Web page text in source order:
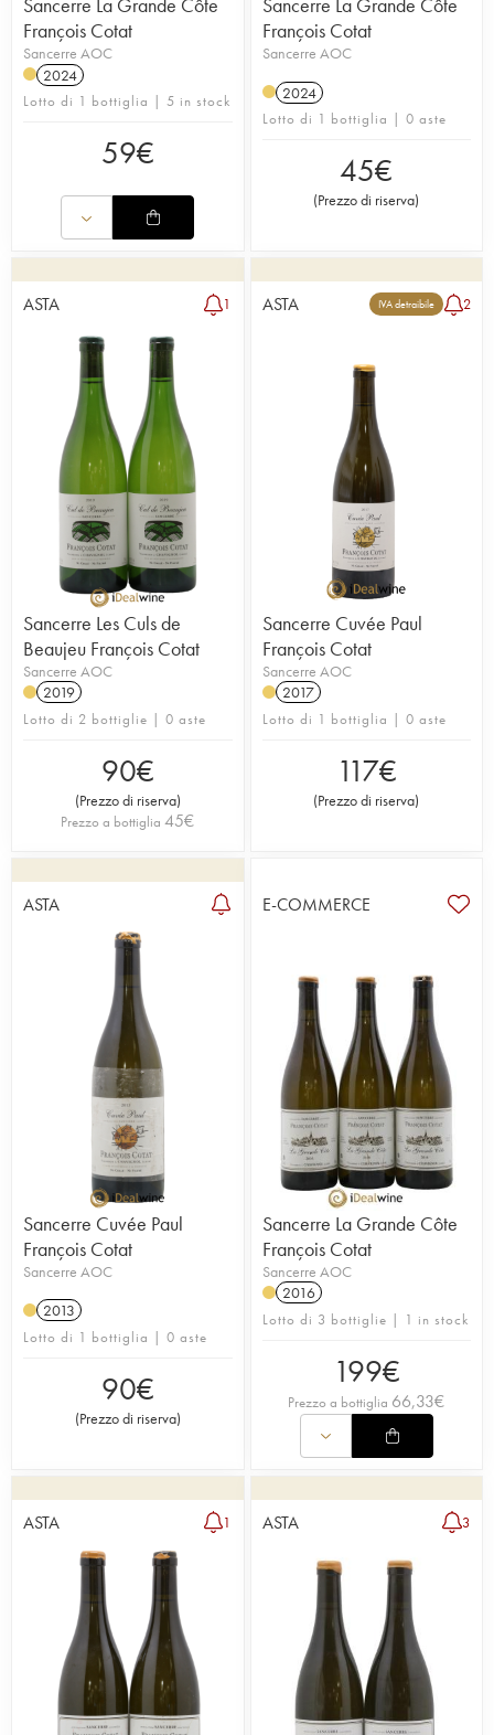
Sancerre La Grande Côte
François Cotat
Sancerre AOC
2024
Lotto di 1 bottiglia | 5 in stock
59€
Sancerre La Grande Côte
François Cotat
Sancerre AOC
2024
Lotto di 1 bottiglia | 0 aste
45€
(Prezzo di riserva)
ASTA 1
Sancerre Les Culs de
Beaujeu François Cotat
Sancerre AOC
2019
Lotto di 2 bottiglie | 0 aste
90€
(Prezzo di riserva)
Prezzo a bottiglia 45€
ASTA IVA detraibile 2
Sancerre Cuvée Paul
François Cotat
Sancerre AOC
2017
Lotto di 1 bottiglia | 0 aste
117€
(Prezzo di riserva)
ASTA
Sancerre Cuvée Paul
François Cotat
Sancerre AOC
2013
Lotto di 1 bottiglia | 0 aste
90€
(Prezzo di riserva)
E-COMMERCE
Sancerre La Grande Côte
François Cotat
Sancerre AOC
2016
Lotto di 3 bottiglie | 1 in stock
199€
Prezzo a bottiglia 66,33€
ASTA 1 ASTA 3